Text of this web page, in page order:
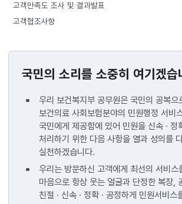
고객만족도 조사 및 결과발표
고객협조사항
국민의 소리를 소중히 여기겠습
우리 보건복지부 공무원은 국민의 공복으
보건의료 사회보험분야의 민원행정 서비
국민에게 제공함에 있어 민원을 신속 · 정
처리하기 위한 다음 사항을 열과 성의를
실천하겠습니다.
우리는 방문하신 고객에게 최선의 서비스
마음으로 항상 웃는 얼굴과 단정한 복장,
친절 · 신속 · 정확 · 공정하게 민원서비스